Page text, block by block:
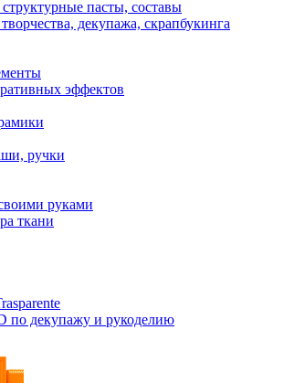
пасты, составы
декупажа, скрапбукинга
эффектов
ручки
руками
ткани
по декупажу и рукоделию